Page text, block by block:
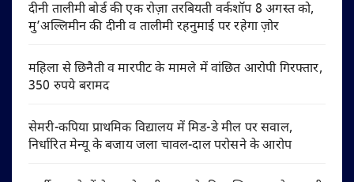
दीनी तालीमी बोर्ड की एक रोज़ा तरबियती वर्कशॉप 8 अगस्त को,
मु’अल्लिमीन की दीनी व तालीमी रहनुमाई पर रहेगा ज़ोर
महिला से छिनैती व मारपीट के मामले में वांछित आरोपी गिरफ्तार,
350 रुपये बरामद
सेमरी-कपिया प्राथमिक विद्यालय में मिड-डे मील पर सवाल,
निर्धारित मेन्यू के बजाय जला चावल-दाल परोसने के आरोप